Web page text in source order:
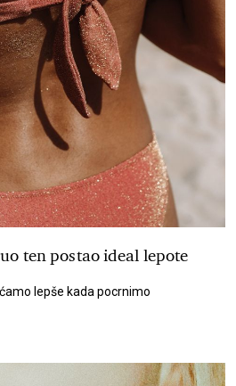
ten postao ideal lepote
lepše kada pocrnimo